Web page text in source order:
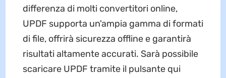
differenza di molti convertitori online,
UPDF supporta un'ampia gamma di formati
di file, offrirà sicurezza offline e garantirà
risultati altamente accurati. Sarà possibile
scaricare UPDF tramite il pulsante qui